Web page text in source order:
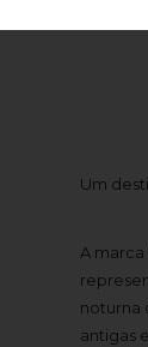
Um
A
noturna
antigas